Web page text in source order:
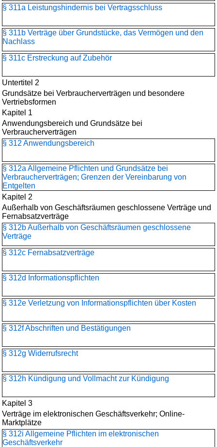
§ 311a Leistungshindernis bei Vertragsschluss
§ 311b Verträge über Grundstücke, das Vermögen und den
Nachlass
§ 311c Erstreckung auf Zubehör
Untertitel 2
Grundsätze bei Verbraucherverträgen und besondere
Vertriebsformen
Kapitel 1
Anwendungsbereich und Grundsätze bei
Verbraucherverträgen
§ 312 Anwendungsbereich
§ 312a Allgemeine Pflichten und Grundsätze bei
Verbraucherverträgen; Grenzen der Vereinbarung von
Entgelten
Kapitel 2
Außerhalb von Geschäftsräumen geschlossene Verträge und
Fernabsatzverträge
§ 312b Außerhalb von Geschäftsräumen geschlossene
Verträge
§ 312c Fernabsatzverträge
§ 312d Informationspflichten
§ 312e Verletzung von Informationspflichten über Kosten
§ 312f Abschriften und Bestätigungen
§ 312g Widerrufsrecht
§ 312h Kündigung und Vollmacht zur Kündigung
Kapitel 3
Verträge im elektronischen Geschäftsverkehr; Online-
Marktplätze
§ 312i Allgemeine Pflichten im elektronischen
Geschäftsverkehr